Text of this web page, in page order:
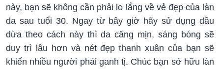
này, bạn sẽ không cần phải lo lắng về vẻ đẹp của làn
da sau tuổi 30. Ngay từ bây giờ hãy sử dụng dầu
dừa theo cách này thì da căng mịn, sáng bóng sẽ
duy trì lâu hơn và nét đẹp thanh xuân của bạn sẽ
khiến nhiều người phải ganh tị. Chúc bạn sở hữu làn